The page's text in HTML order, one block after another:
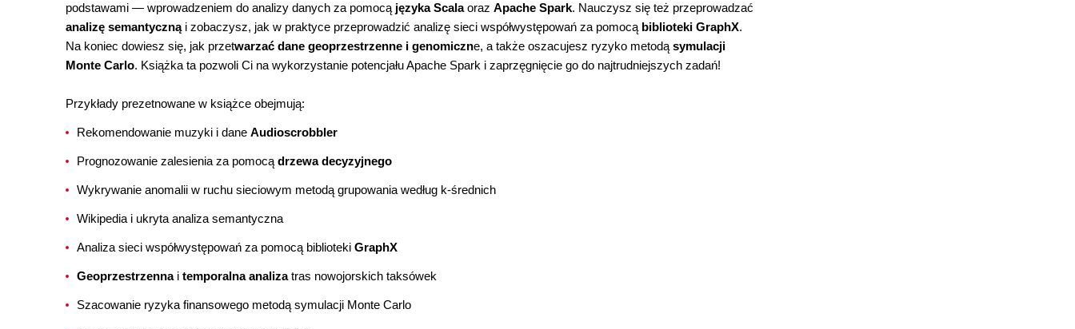
podstawami — wprowadzeniem do analizy danych za pomocą języka Scalaoraz Apache Spark. Nauczysz się też przeprowadzać
analizę semantycznąi zobaczysz, jak w praktyce przeprowadzić analizę sieci współwystępowań za pomocą biblioteki GraphX.
Na koniec dowiesz się, jak przetwarzać dane geoprzestrzenne i genomiczne, a także oszacujesz ryzyko metodą symulacji
Monte Carlo. Książka ta pozwoli Ci na wykorzystanie potencjału Apache Spark i zaprzęgnięcie go do najtrudniejszych zadań!
Przykłady prezetnowane w książce obejmują:
Rekomendowanie muzyki i dane Audioscrobbler
Prognozowanie zalesienia za pomocą drzewa decyzyjnego
Wykrywanie anomalii w ruchu sieciowym metodą grupowania według k-średnich
Wikipedia i ukryta analiza semantyczna
Analiza sieci współwystępowań za pomocą biblioteki GraphX
Geoprzestrzenna i temporalna analizatras nowojorskich taksówek
Szacowanie ryzyka finansowego metodą symulacji Monte Carlo